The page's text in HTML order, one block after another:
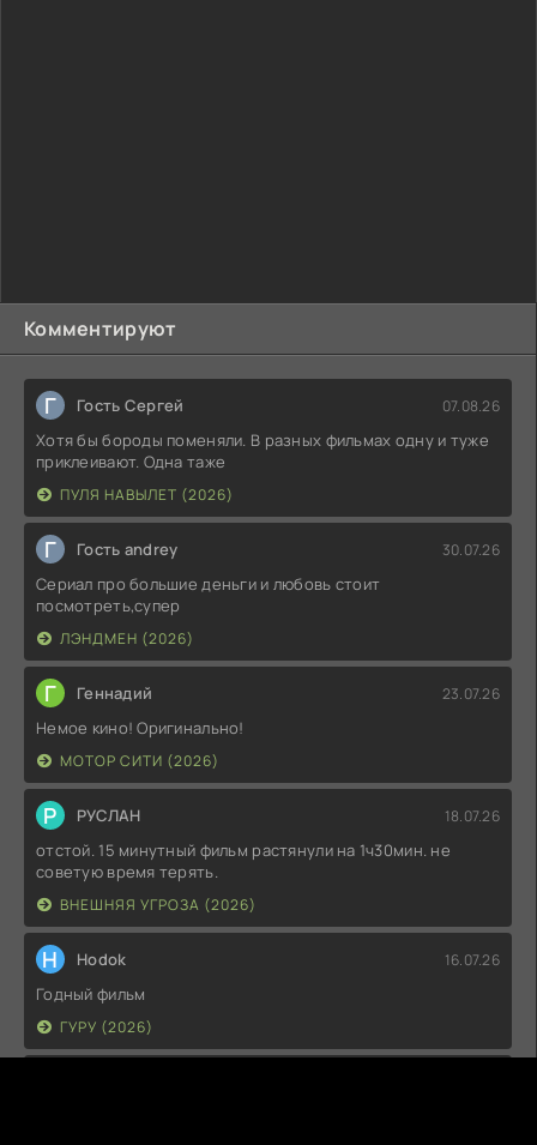
Комментируют
Г Гость Сергей 07.08.26
Хотя бы бороды поменяли. В разных фильмах одну и туже
приклеивают. Одна таже
ПУЛЯ НАВЫЛЕТ (2026)
Г Гость andrey 30.07.26
Сериал про большие деньги и любовь стоит
посмотреть,супер
ЛЭНДМЕН (2026)
Г Геннадий 23.07.26
Немое кино! Оригинально!
МОТОР СИТИ (2026)
Р РУСЛАН 18.07.26
отстой. 15 минутный фильм растянули на 1ч30мин. не
советую время терять.
ВНЕШНЯЯ УГРОЗА (2026)
H Hodok 16.07.26
Годный фильм
ГУРУ (2026)